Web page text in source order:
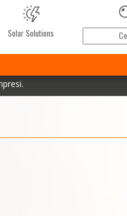
Solar Solutions